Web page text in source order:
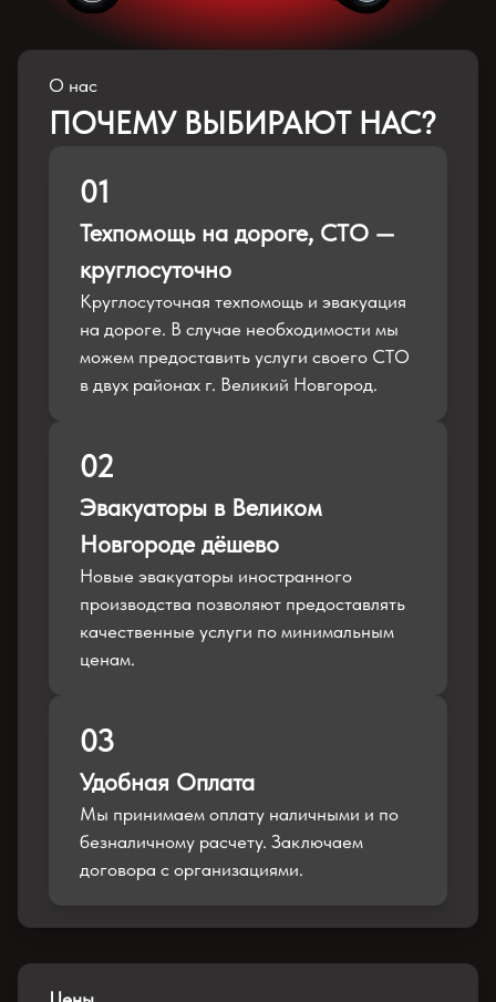
О нас
ПОЧЕМУ ВЫБИРАЮТ НАС?
01
Техпомощь на дороге, СТО —
круглосуточно
Круглосуточная техпомощь и эвакуация
на дороге. В случае необходимости мы
можем предоставить услуги своего СТО
в двух районах г. Великий Новгород.
02
Эвакуаторы в Великом
Новгороде дёшево
Новые эвакуаторы иностранного
производства позволяют предоставлять
качественные услуги по минимальным
ценам.
03
Удобная Оплата
Мы принимаем оплату наличными и по
безналичному расчету. Заключаем
договора с организациями.